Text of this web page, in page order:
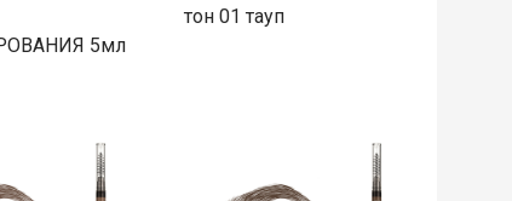
5мл
тон 01 тауп